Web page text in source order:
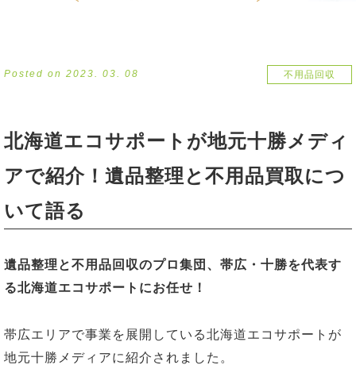
Posted on 2023. 03. 08 不用品回収
北海道エコサポートが地元十勝メディ
アで紹介！遺品整理と不用品買取につ
いて語る
遺品整理と不用品回収のプロ集団、帯広・十勝を代表す
る北海道エコサポートにお任せ！
帯広エリアで事業を展開している北海道エコサポートが
地元十勝メディアに紹介されました。